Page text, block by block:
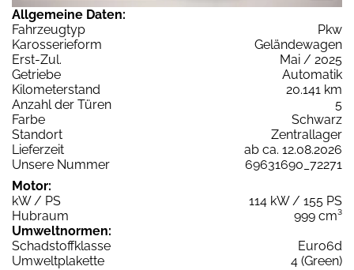
Allgemeine Daten:
Fahrzeugtyp
Pkw
Karosserieform
Geländewagen
Erst-Zul.
Mai / 2025
Getriebe
Automatik
Kilometerstand
20.141 km
Anzahl der Türen
5
Farbe
Schwarz
Standort
Zentrallager
Lieferzeit
ab ca. 12.08.2026
Unsere Nummer
69631690_72271
Motor:
kW / PS
114 kW / 155 PS
Hubraum
999 cm³
Umweltnormen:
Schadstoffklasse
Euro6d
Umweltplakette
4 (Green)